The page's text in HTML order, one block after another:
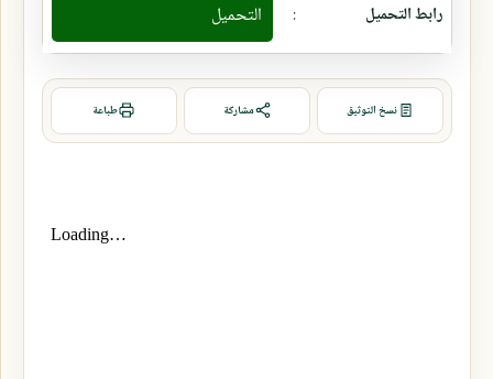
رابط التحميل : التحميل
نسخ التوثيق مشاركة طباعة